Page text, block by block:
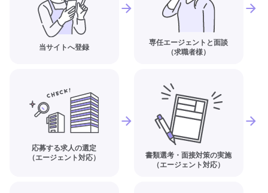
当サイトへ登録
専任エージェントと面談
（求職者様）
応募する求人の選定
（エージェント対応）
書類選考・面接対策の実施
（エージェント対応）